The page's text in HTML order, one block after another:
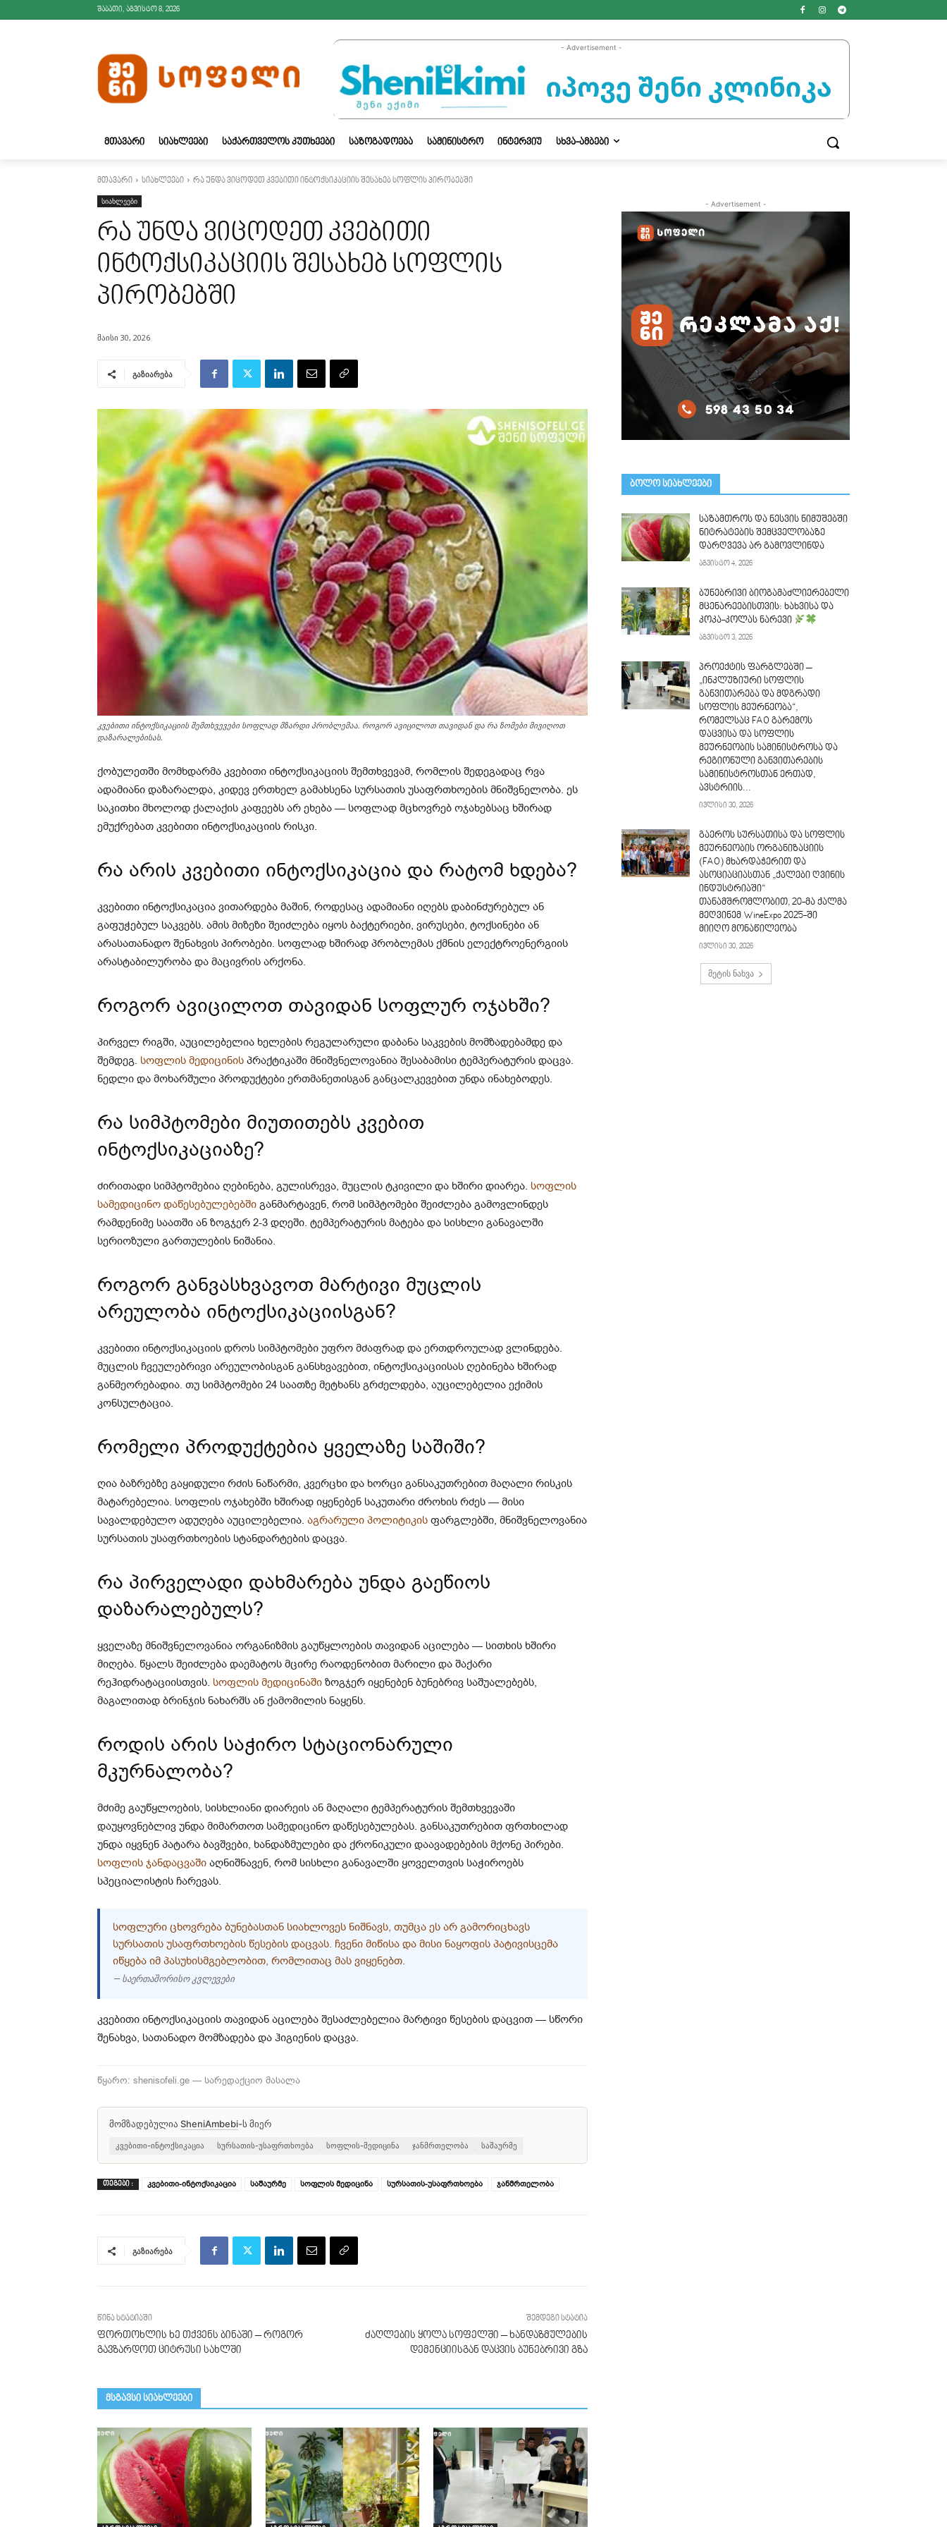
შაბათი, აგვისტო 8, 2026
- Advertisement -
ᲛᲗᲐᲕᲐᲠᲘ ᲡᲘᲐᲮᲚᲔᲔᲑᲘ ᲡᲐᲥᲐᲠᲗᲕᲔᲚᲝᲡ ᲙᲣᲗᲮᲔᲔᲑᲘ ᲡᲐᲖᲝᲒᲐᲓᲝᲔᲑᲐ ᲡᲐᲛᲘᲜᲘᲡᲢᲠᲝ ᲘᲜᲢᲔᲠᲕᲘᲣ ᲡᲮᲕᲐ-ᲐᲛᲑᲔᲑᲘ
მთავარი სიახლეები რა უნდა ვიცოდეთ კვებითი ინტოქსიკაციის შესახებ სოფლის პირობებში
სიახლეები
რა უნდა ვიცოდეთ კვებითი
ინტოქსიკაციის შესახებ სოფლის
პირობებში
მაისი 30, 2026
გაზიარება
კვებითი ინტოქსიკაციის შემთხვევები სოფლად მზარდი პრობლემაა. როგორ ავიცილოთ თავიდან და რა ზომები მივიღოთ
დაზარალებისას.
ქობულეთში მომხდარმა კვებითი ინტოქსიკაციის შემთხვევამ, რომლის შედეგადაც რვა
ადამიანი დაზარალდა, კიდევ ერთხელ გამახსენა სურსათის უსაფრთხოების მნიშვნელობა. ეს
საკითხი მხოლოდ ქალაქის კაფეებს არ ეხება — სოფლად მცხოვრებ ოჯახებსაც ხშირად
ემუქრებათ კვებითი ინტოქსიკაციის რისკი.
რა არის კვებითი ინტოქსიკაცია და რატომ ხდება?
კვებითი ინტოქსიკაცია ვითარდება მაშინ, როდესაც ადამიანი იღებს დაბინძურებულ ან
გაფუჭებულ საკვებს. ამის მიზეზი შეიძლება იყოს ბაქტერიები, ვირუსები, ტოქსინები ან
არასათანადო შენახვის პირობები. სოფლად ხშირად პრობლემას ქმნის ელექტროენერგიის
არასტაბილურობა და მაცივრის არქონა.
როგორ ავიცილოთ თავიდან სოფლურ ოჯახში?
პირველ რიგში, აუცილებელია ხელების რეგულარული დაბანა საკვების მომზადებამდე და
შემდეგ. სოფლის მედიცინის პრაქტიკაში მნიშვნელოვანია შესაბამისი ტემპერატურის დაცვა.
ნედლი და მოხარშული პროდუქტები ერთმანეთისგან განცალკევებით უნდა ინახებოდეს.
რა სიმპტომები მიუთითებს კვებით
ინტოქსიკაციაზე?
ძირითადი სიმპტომებია ღებინება, გულისრევა, მუცლის ტკივილი და ხშირი დიარეა. სოფლის
სამედიცინო დაწესებულებებში განმარტავენ, რომ სიმპტომები შეიძლება გამოვლინდეს
რამდენიმე საათში ან ზოგჯერ 2-3 დღეში. ტემპერატურის მატება და სისხლი განავალში
სერიოზული გართულების ნიშანია.
როგორ განვასხვავოთ მარტივი მუცლის
არეულობა ინტოქსიკაციისგან?
კვებითი ინტოქსიკაციის დროს სიმპტომები უფრო მძაფრად და ერთდროულად ვლინდება.
მუცლის ჩვეულებრივი არეულობისგან განსხვავებით, ინტოქსიკაციისას ღებინება ხშირად
განმეორებადია. თუ სიმპტომები 24 საათზე მეტხანს გრძელდება, აუცილებელია ექიმის
კონსულტაცია.
რომელი პროდუქტებია ყველაზე საშიში?
ღია ბაზრებზე გაყიდული რძის ნაწარმი, კვერცხი და ხორცი განსაკუთრებით მაღალი რისკის
მატარებელია. სოფლის ოჯახებში ხშირად იყენებენ საკუთარი ძროხის რძეს — მისი
სავალდებულო ადუღება აუცილებელია. აგრარული პოლიტიკის ფარგლებში, მნიშვნელოვანია
სურსათის უსაფრთხოების სტანდარტების დაცვა.
რა პირველადი დახმარება უნდა გაეწიოს
დაზარალებულს?
ყველაზე მნიშვნელოვანია ორგანიზმის გაუწყლოების თავიდან აცილება — სითხის ხშირი
მიღება. წყალს შეიძლება დაემატოს მცირე რაოდენობით მარილი და შაქარი
რეჰიდრატაციისთვის. სოფლის მედიცინაში ზოგჯერ იყენებენ ბუნებრივ საშუალებებს,
მაგალითად ბრინჯის ნახარშს ან ქამომილის ნაყენს.
როდის არის საჭირო სტაციონარული
მკურნალობა?
მძიმე გაუწყლოების, სისხლიანი დიარეის ან მაღალი ტემპერატურის შემთხვევაში
დაუყოვნებლივ უნდა მიმართოთ სამედიცინო დაწესებულებას. განსაკუთრებით ფრთხილად
უნდა იყვნენ პატარა ბავშვები, ხანდაზმულები და ქრონიკული დაავადებების მქონე პირები.
სოფლის ჯანდაცვაში აღნიშნავენ, რომ სისხლი განავალში ყოველთვის საჭიროებს
სპეციალისტის ჩარევას.
ᲡᲝᲤᲚᲣᲠᲘ ᲪᲮᲝᲕᲠᲔᲑᲐ ᲑᲣᲜᲔᲑᲐᲡᲗᲐᲜ ᲡᲘᲐᲮᲚᲝᲕᲔᲡ ᲜᲘᲨᲜᲐᲕᲡ, ᲗᲣᲛᲪᲐ ᲔᲡ ᲐᲠ ᲒᲐᲛᲝᲠᲘᲪᲮᲐᲕᲡ
ᲡᲣᲠᲡᲐᲗᲘᲡ ᲣᲡᲐᲤᲠᲗᲮᲝᲔᲑᲘᲡ ᲬᲔᲡᲔᲑᲘᲡ ᲓᲐᲪᲕᲐᲡ. ᲩᲕᲔᲜᲘ ᲛᲘᲬᲘᲡᲐ ᲓᲐ ᲛᲘᲡᲘ ᲜᲐᲧᲝᲤᲘᲡ ᲞᲐᲢᲘᲕᲘᲡᲪᲔᲛᲐ
ᲘᲬᲧᲔᲑᲐ ᲘᲛ ᲞᲐᲡᲣᲮᲘᲡᲛᲒᲔᲑᲚᲝᲑᲘᲗ, ᲠᲝᲛᲚᲘᲗᲐᲪ ᲛᲐᲡ ᲕᲘᲧᲔᲜᲔᲑᲗ.
— საერთაშორისო კვლევები
კვებითი ინტოქსიკაციის თავიდან აცილება შესაძლებელია მარტივი წესების დაცვით — სწორი
შენახვა, სათანადო მომზადება და ჰიგიენის დაცვა.
წყარო: shenisofeli.ge — სარედაქციო მასალა
მომზადებულია SheniAmbebi-ს მიერ
კვებითი-ინტოქსიკაცია სურსათის-უსაფრთხოება სოფლის-მედიცინა ჯანმრთელობა საშაურმე
ᲗᲔᲒᲔᲑᲘ : კვებითი-ინტოქსიკაცია საშაურმე სოფლის მედიცინა სურსათის-უსაფრთხოება ჯანმრთელობა
გაზიარება
წინა სტატიაში
ფორთოხლის ხე თქვენს ბინაში – როგორ
გავზარდოთ ციტრუსი სახლში
შემდეგი სტატია
ძაღლების ყოლა სოფელში – ხანდაზმულების
დემენციისგან დაცვის ბუნებრივი გზა
მსგავსი სიახლეები
- Advertisement -
ᲑᲝᲚᲝ ᲡᲘᲐᲮᲚᲔᲔᲑᲘ
საზამთროს და ნესვის ნიმუშებში
ნიტრატების შემცველობაზე
დარღვევა არ გამოვლინდა
აგვისტო 4, 2026
ბუნებრივი ბიოგამაძლიერებელი
მცენარეებისთვის: ხახვისა და
კოკა-კოლას ნარევი
აგვისტო 3, 2026
პროექტის ფარგლებში –
„ინკლუზიური სოფლის
განვითარება და მდგრადი
სოფლის მეურნეობა“,
რომელსაც FAO გარემოს
დაცვისა და სოფლის
მეურნეობის სამინისტროსა და
რეგიონული განვითარების
სამინისტროსთან ერთად,
ავსტრიის...
ივლისი 30, 2026
გაეროს სურსათისა და სოფლის
მეურნეობის ორგანიზაციის
(FAO) მხარდაჭერით და
ასოციაციასთან „ქალები ღვინის
ინდუსტრიაში“
თანამშრომლობით, 20-მა ქალმა
მეღვინემ WineExpo 2025-ში
მიიღო მონაწილეობა
ივლისი 30, 2026
მეტის ნახვა